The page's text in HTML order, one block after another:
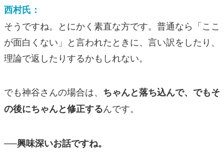
西村氏：
そうですね。とにかく素直な方です。普通なら「ここ
が面白くない」と言われたときに、言い訳をしたり、
理論で返したりするかもしれない。
でも神谷さんの場合は、 ちゃんと落ち込んで、でもそ
の後にちゃんと修正するんです。
──興味深いお話ですね。